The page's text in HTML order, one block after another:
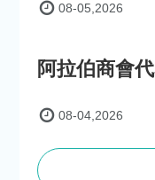
08-05,2026
08-04,2026